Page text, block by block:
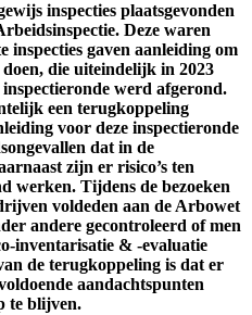
inspecties plaatsgevonden
Deze waren
inspecties gaven aanleiding om
doen, die uiteindelijk in 2023
werd afgerond.
een terugkoppeling
voor deze inspectieronde
dat in de
zijn er risico’s ten
werken. Tijdens de bezoeken
voldeden aan de Arbowet
andere gecontroleerd of men
inventarisatie & -evaluatie
de terugkoppeling is dat er
aandachtspunten
te blijven.